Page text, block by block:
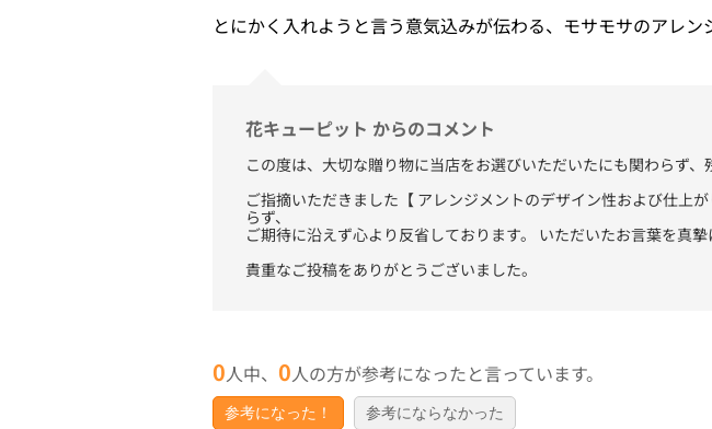
とにかく入れようと言う意気込みが伝わる、モサモサのアレン
花キューピット からのコメント
この度は、大切な贈り物に当店をお選びいただいたにも関わらず
ご指摘いただきました【 アレンジメントのデザイン性および仕上
らず、
ご期待に沿えず心より反省しております。 いただいたお言葉を真
貴重なご投稿をありがとうございました。
0人中、 0人の方が参考になったと言っています。
参考になった！ 参考にならなかった